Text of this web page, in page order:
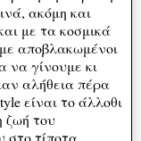
ακόμη και
με τα κοσμικά
αποβλακωμένοι
να γίνουμε κι
αλήθεια πέρα
είναι το άλλοθι
ζωή του
στο τίποτα.